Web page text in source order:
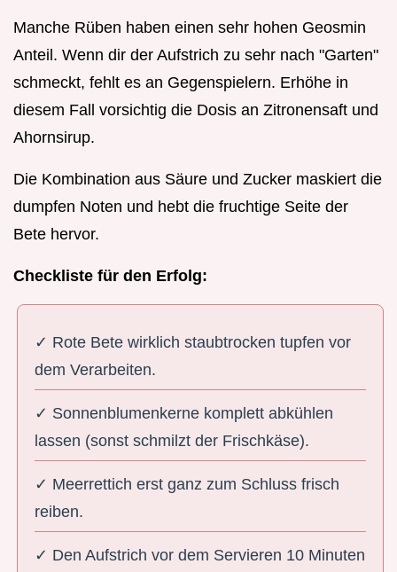
Manche Rüben haben einen sehr hohen Geosmin
Anteil. Wenn dir der Aufstrich zu sehr nach "Garten"
schmeckt, fehlt es an Gegenspielern. Erhöhe in
diesem Fall vorsichtig die Dosis an Zitronensaft und
Ahornsirup.
Die Kombination aus Säure und Zucker maskiert die
dumpfen Noten und hebt die fruchtige Seite der
Bete hervor.
Checkliste für den Erfolg:
✓ Rote Bete wirklich staubtrocken tupfen vor
dem Verarbeiten.
✓ Sonnenblumenkerne komplett abkühlen
lassen (sonst schmilzt der Frischkäse).
✓ Meerrettich erst ganz zum Schluss frisch
reiben.
✓ Den Aufstrich vor dem Servieren 10 Minuten